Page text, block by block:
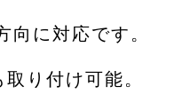
向に対応です。
り付け可能。